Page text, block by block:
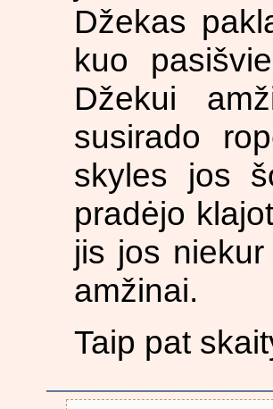
Džekas
kuo
Džekui
susirado
skyles jos
pradėjo
jis jos
amžinai.
Taip pat